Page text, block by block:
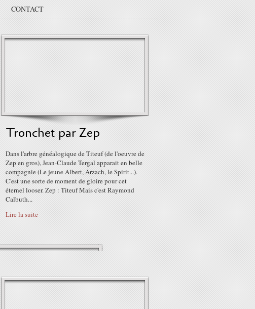
CONTACT
Tronchet par Zep
Dans l'arbre généalogique de Titeuf (de l'oeuvre de
Zep en gros), Jean-Claude Tergal apparait en belle
compagnie (Le jeune Albert, Arzach, le Spirit...).
C'est une sorte de moment de gloire pour cet
éternel looser. Zep : Titeuf Mais c'est Raymond
Calbuth...
Lire la suite